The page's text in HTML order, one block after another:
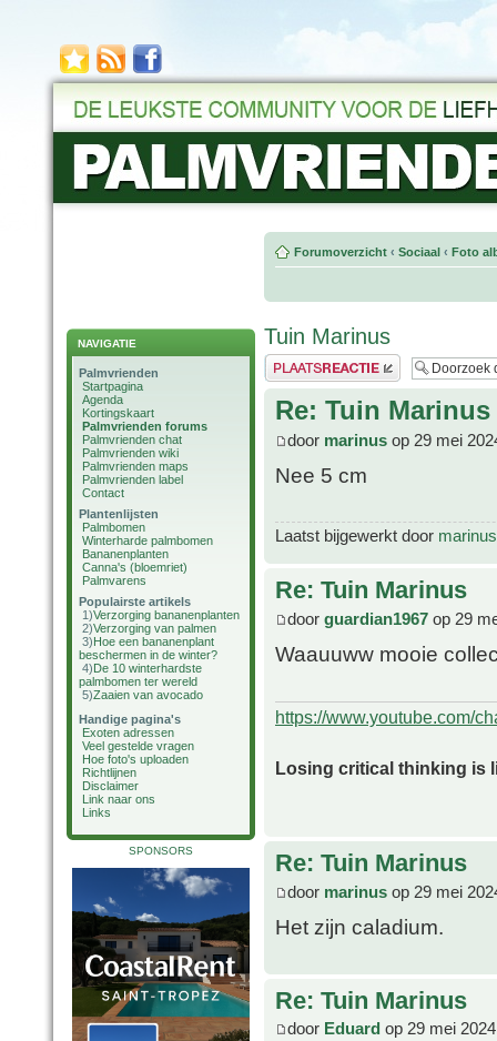
NAVIGATIE
Palmvrienden
Startpagina
Agenda
Kortingskaart
Palmvrienden forums
Palmvrienden chat
Palmvrienden wiki
Palmvrienden maps
Palmvrienden label
Contact
Plantenlijsten
Palmbomen
Winterharde palmbomen
Bananenplanten
Canna's (bloemriet)
Palmvarens
Populairste artikels
1)Verzorging bananenplanten
2)Verzorging van palmen
3)Hoe een bananenplant
beschermen in de winter?
4)De 10 winterhardste
palmbomen ter wereld
5)Zaaien van avocado
Handige pagina's
Exoten adressen
Veel gestelde vragen
Hoe foto's uploaden
Richtlijnen
Disclaimer
Link naar ons
Links
SPONSORS
Forumoverzicht ‹ Sociaal ‹ Foto
Tuin Marinus
Plaats een reactie
Re: Tuin Marinus
door marinus op 29 mei
Nee 5 cm
Laatst bijgewerkt door marinus
Re: Tuin Marinus
door guardian1967 op 29
Waauuww mooie
https://www.youtube.com/
Losing critical thinking is
Re: Tuin Marinus
door marinus op 29 mei
Het zijn caladium.
Re: Tuin Marinus
door Eduard op 29 mei